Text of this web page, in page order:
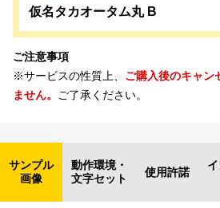
仮名タカオータム丸 B
ご注意事項
※サービスの性質上、 ご購入後のキャン
ません。 ご了承ください。
サンプル
画像
動作環境・
文字セット
使用許諾